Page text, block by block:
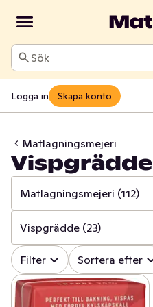
Sök
Logga in Skapa konto
Matlagningsmejeri
Vispgrädde
Matlagningsmejeri (112)
✓ Alla (1364)
✓ (415)
✓ Mjölk (100)
Vispgrädde (23)
✓ Alla (112)
✓ Creme Fraiche (38)
Filter Sortera efter